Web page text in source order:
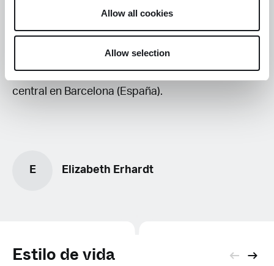
Allow all cookies
Allow selection
medidas y características, así como también
accesorios para fumadores. La compañía, con
presencia a través de sus productos en
100 países de todo el mundo, tiene su sede
central en Barcelona (España).
E Elizabeth Erhardt
Estilo de vida